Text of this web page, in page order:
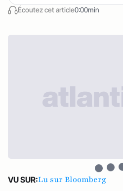
Écoutez cet article0:00min
VU SUR:Lu sur Bloomberg